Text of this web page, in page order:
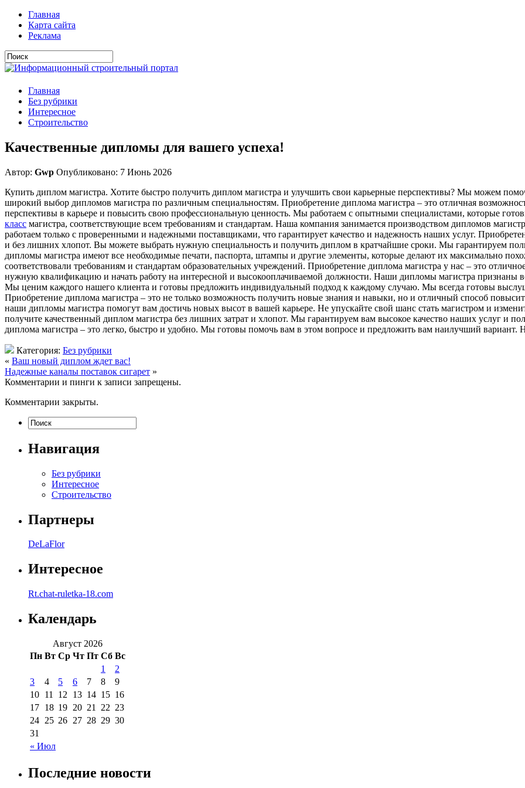
Главная
Карта сайта
Реклама
Главная
Без рубрики
Интересное
Строительство
Качественные дипломы для вашего успеха!
Автор: Gwp Опубликовано: 7 Июнь 2026
Купить диплом магистра. Хотите быстро получить диплом магистра и улучшить свои карьерные перспективы? Мы можем
широкий выбор дипломов магистра по различным специальностям. Приобретение диплома магистра – это отличная
перспективы в карьере и повысить свою профессиональную ценность. Мы работаем с опытными специалистами, которые
класс магистра, соответствующие всем требованиям и стандартам. Наша компания занимается производством дипломов
работаем только с проверенными и надежными поставщиками, что гарантирует качество и надежность наших услуг.
и без лишних хлопот. Вы можете выбрать нужную специальность и получить диплом в кратчайшие сроки. Мы гарантируем
дипломы магистра имеют все необходимые печати, паспорта, штампы и другие элементы, которые делают их максимально
соответствовали требованиям и стандартам образовательных учреждений. Приобретение диплома магистра у нас – это
нужную квалификацию и начать работу на интересной и высокооплачиваемой должности. Наши дипломы магистра признаны
Мы ценим каждого нашего клиента и готовы предложить индивидуальный подход к каждому случаю. Мы всегда готовы
Приобретение диплома магистра – это не только возможность получить новые знания и навыки, но и отличный способ
наши дипломы магистра помогут вам достичь новых высот в вашей карьере. Не упускайте свой шанс стать магистром и
получите качественный диплом магистра без лишних затрат и хлопот. Мы гарантируем вам высокое качество наших услуг и
диплома магистра – это легко, быстро и удобно. Мы готовы помочь вам в этом вопросе и предложить вам наилучший вариант.
Категория: Без рубрики
« Ваш новый диплом ждет вас!
Надежные каналы поставок сигарет »
Комментарии и пинги к записи запрещены.
Комментарии закрыты.
Навигация
Без рубрики
Интересное
Строительство
Партнеры
DeLaFlor
Интересное
Rt.chat-ruletka-18.com
Календарь
Август 2026
Пн Вт Ср Чт Пт Сб Вс
« Июл
1
2
3
4 5 6 7 8
9
10 11 12 13 14 15 16
17 18 19 20 21 22 23
24 25 26 27 28 29 30
31
Последние новости